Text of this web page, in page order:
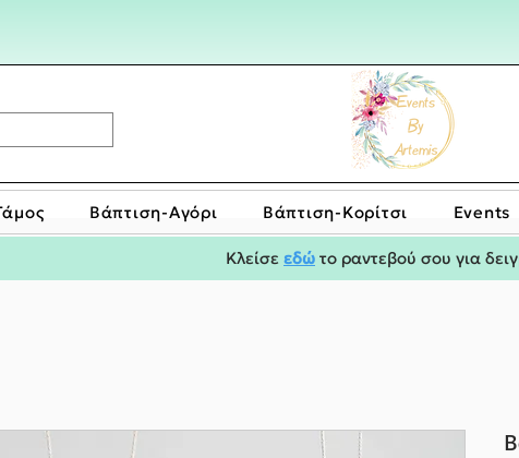
Βάπτιση-Αγόρι Bάπτιση-Κορίτσι Events
Κλείσε εδώ το ραντεβού σου για